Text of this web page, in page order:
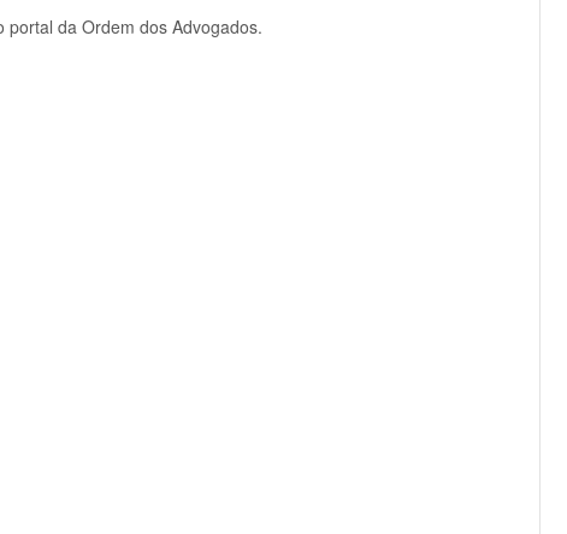
da Ordem dos Advogados.